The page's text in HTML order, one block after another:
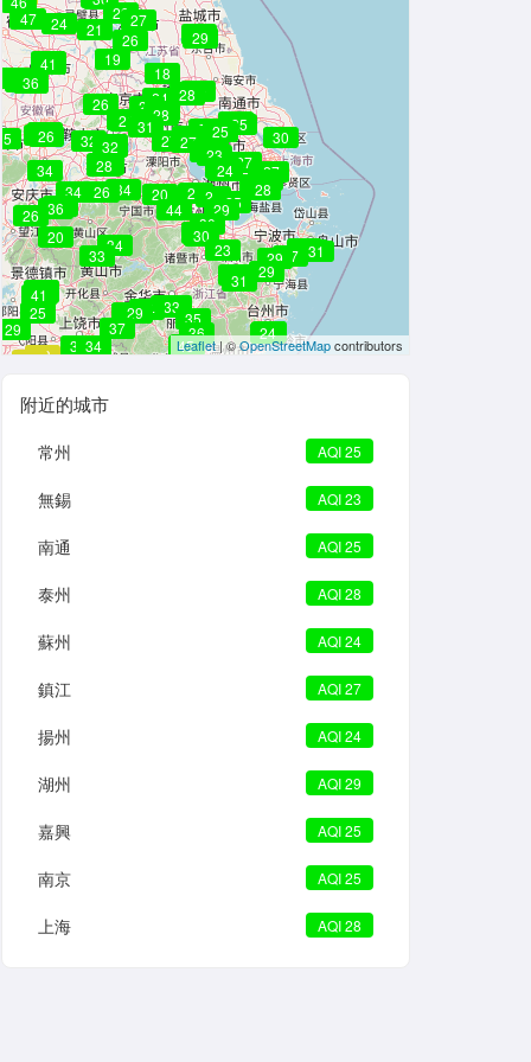
28
28
30
35
28
25
45
34
33
34
23
31
46
34
24
25
25
32
25
34
34
29
29
26
29
36
25
24
35
24
23
33
58
27
30
41
28
31
27
35
26
27
27
45
29
35
26
23
34
24
36
25
29
26
41
24
30
29
44
37
28
28
31
63
26
30
42
30
32
31
36
26
28
20
21
34
28
22
37
47
29
27
25
25
30
30
32
27
23
20
21
25
18
35
19
31
28
32
28
27
36
34
32
37
20
29
34
24
26
34
33
25
Leaflet| ©OpenStreetMapcontributors
附近的城市
常州 AQI 25
無錫 AQI 23
南通 AQI 25
泰州 AQI 28
蘇州 AQI 24
鎮江 AQI 27
揚州 AQI 24
湖州 AQI 29
嘉興 AQI 25
南京 AQI 25
上海 AQI 28